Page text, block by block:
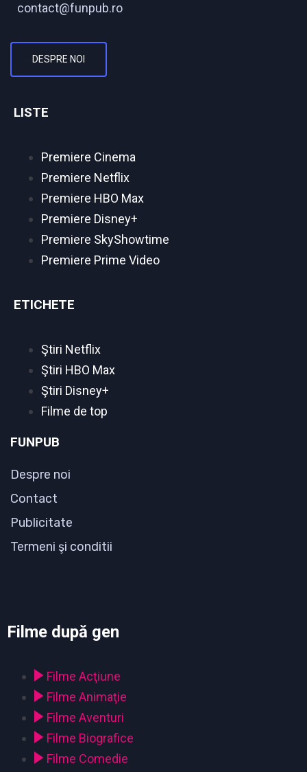
contact@funpub.ro
DESPRE NOI
LISTE
Premiere Cinema
Premiere Netflix
Premiere HBO Max
Premiere Disney+
Premiere SkyShowtime
Premiere Prime Video
ETICHETE
Ştiri Netflix
Ştiri HBO Max
Ştiri Disney+
Filme de top
FUNPUB
Despre noi
Contact
Publicitate
Termeni şi conditii
Filme după gen
Filme Acţiune
Filme Animaţie
Filme Aventuri
Filme Biografice
Filme Comedie